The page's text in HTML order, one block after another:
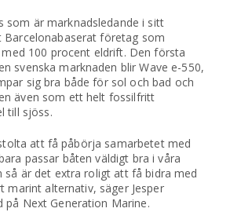
som är marknadsledande i sitt
Barcelonabaserat företag som
100 procent eldrift. Den första
svenska marknaden blir Wave e-550,
sig bra både för sol och bad och
även som ett helt fossilfritt
till sjöss.
att få påbörja samarbetet med
passar båten väldigt bra i våra
så är det extra roligt att få bidra med
marint alternativ, säger Jesper
på Next Generation Marine.